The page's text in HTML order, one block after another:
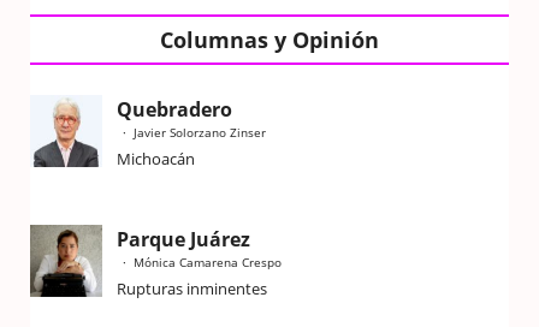
Columnas y Opinión
Quebradero
Javier Solorzano Zinser
Michoacán
Parque Juárez
Mónica Camarena Crespo
Rupturas inminentes